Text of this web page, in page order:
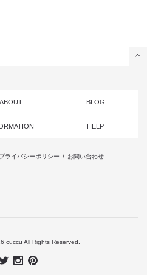
ABOUT BLOG
HELP
プライバシーポリシー / お問い合わせ
cuccu All Rights Reserved.